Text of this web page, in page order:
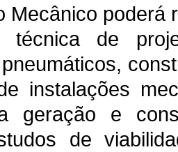
Mecânico poderá
técnica de
instalações
geração e
de